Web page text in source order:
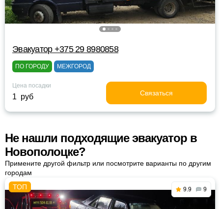
Эвакуатор +375 29 8980858
ПО ГОРОДУ МЕЖГОРОД
Цена посадки
1 руб Связаться
Не нашли подходящие эвакуатор в
Новополоцке?
Примените другой фильтр или посмотрите варианты по другим
городам
9.9 9